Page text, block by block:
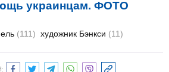
украинцам. ФОТО
(111) художник Бэнкси (11)